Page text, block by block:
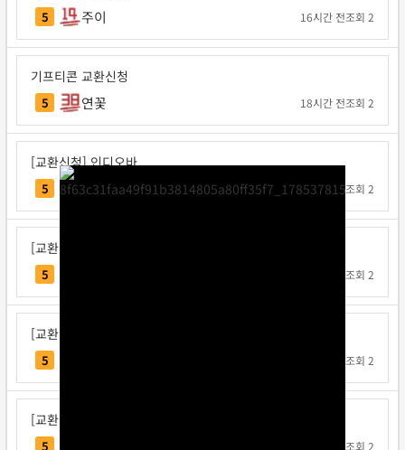
5 주이 16시간 전조회 2
기프티콘 교환신청
5 연꽃 18시간 전조회 2
[교환신청] 인디오바
5 인디오바 1일 전조회 2
[교환신청] 지크사
5 조회 2
[교환신청] 탁구왕김탁구
5 조회 2
[교환신청] 베리독
5 조회 2